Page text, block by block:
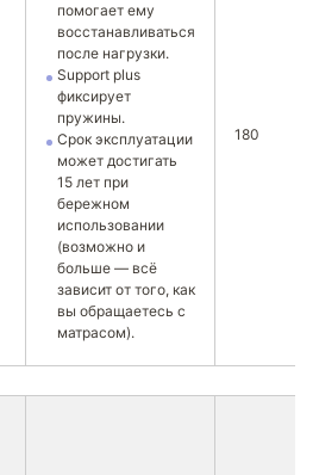
помогает ему
восстанавливаться
после нагрузки.
Support plus
фиксирует
пружины.
Срок эксплуатации
может достигать
15 лет при
бережном
использовании
(возможно и
больше — всё
зависит от того, как
вы обращаетесь с
матрасом).
180